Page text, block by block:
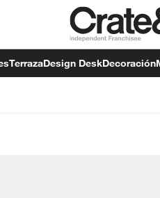
TerrazaDesign DeskDecoración